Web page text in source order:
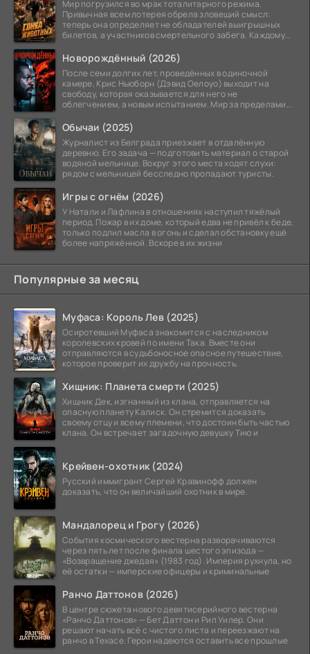
Мир погрузился во мрак тоталитарного режима.
Привычная всем лотерея обрела зловещий смысл:
теперь она определяет не обладателей выигрышных
билетов, а участников смертельного забега. Каждому
Новорождённый (2026)
После семи долгих лет, проведённых в одиночной
камере, Крис Ньюборн (Дэвид Оелоуо) выходит на
свободу, которая оказывается для него не
облегчением, а новым испытанием. Мир за пределами
Обычаи (2025)
Журналист из Белграда приезжает в отдалённую
деревню. Его задача — подготовить материал о старой
водяной мельнице. Вокруг этого места ходят слухи:
рядом с мельницей бесследно пропадают туристы.
Игры с огнём (2026)
У Натали и Лафлина в отношениях наступил тяжёлый
период. Пожар в их доме, который едва не привёл к беде,
только подлил масла в огонь и сделал обстановку ещё
более напряжённой. Вскоре в их жизни
Популярные за месяц
Муфаса: Король Лев (2025)
Осиротевший Муфаса знакомится с наследником
королевских кровей по имени Така. Вместе они
отправляются в судьбоносное опасное путешествие,
которое проверит их дружбу на прочность.
Хищник: Планета смерти (2025)
Хищник Дек, изгнанный из клана, отправляется на
опасную планету Калиск. Он стремится доказать
своему отцу и всему племени, что достоин быть частью
клана. Он встречает загадочную девушку Тию и
Крейвен-охотник (2024)
Русский иммигрант Сергей Кравинофф должен
доказать, что он величайший охотник в мире.
Мандалорец и Грогу (2026)
События космического вестерна разворачиваются
через пять лет после финала шестого эпизода —
«Возвращение джедая» (1983 год). Империя рухнула, но
её остатки — имперские офицеры и криминальные
Ранчо Даттонов (2026)
В центре сюжета нового девятисерийного вестерна
«Ранчо Даттонов» — Бет Даттон и Рип Уилер. Они
решают начать всё с чистого листа и переезжают на
ранчо в Техасе. Герои надеются оставить все прошлые